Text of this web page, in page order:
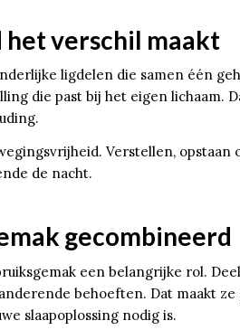
verschil maakt
ligdelen die samen één
die past bij het eigen lichaam.
Verstellen,
de nacht.
gecombineerd
een belangrijke rol.
behoeften. Dat maakt
slaapoplossing nodig is.